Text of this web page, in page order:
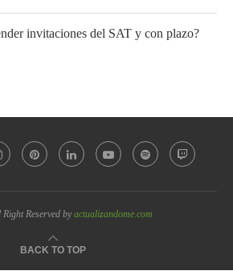
invitaciones del SAT y con plazo?
Reserved byactualizandome.com
BACK TO TOP